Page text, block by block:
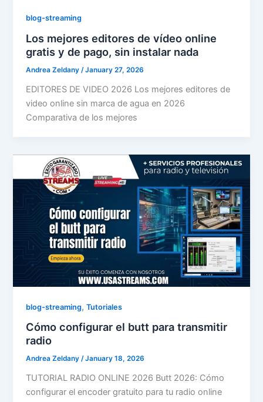
blog-streaming
Los mejores editores de vídeo online
gratis y de pago, sin instalar nada
Andrea Zeldany /January 27, 2026
EDITORES DE VIDEO 2026 Los mejores editores de
video online sin marca de agua en 2026
Comparativa de los mejores
blog-streaming,Tutoriales
Cómo configurar el butt para transmitir
radio
Andrea Zeldany/January 18, 2026
TUTORIAL RADIO ONLINE 2026 Butt 2026: Cómo
configurar el encoder gratuito para tu radio online